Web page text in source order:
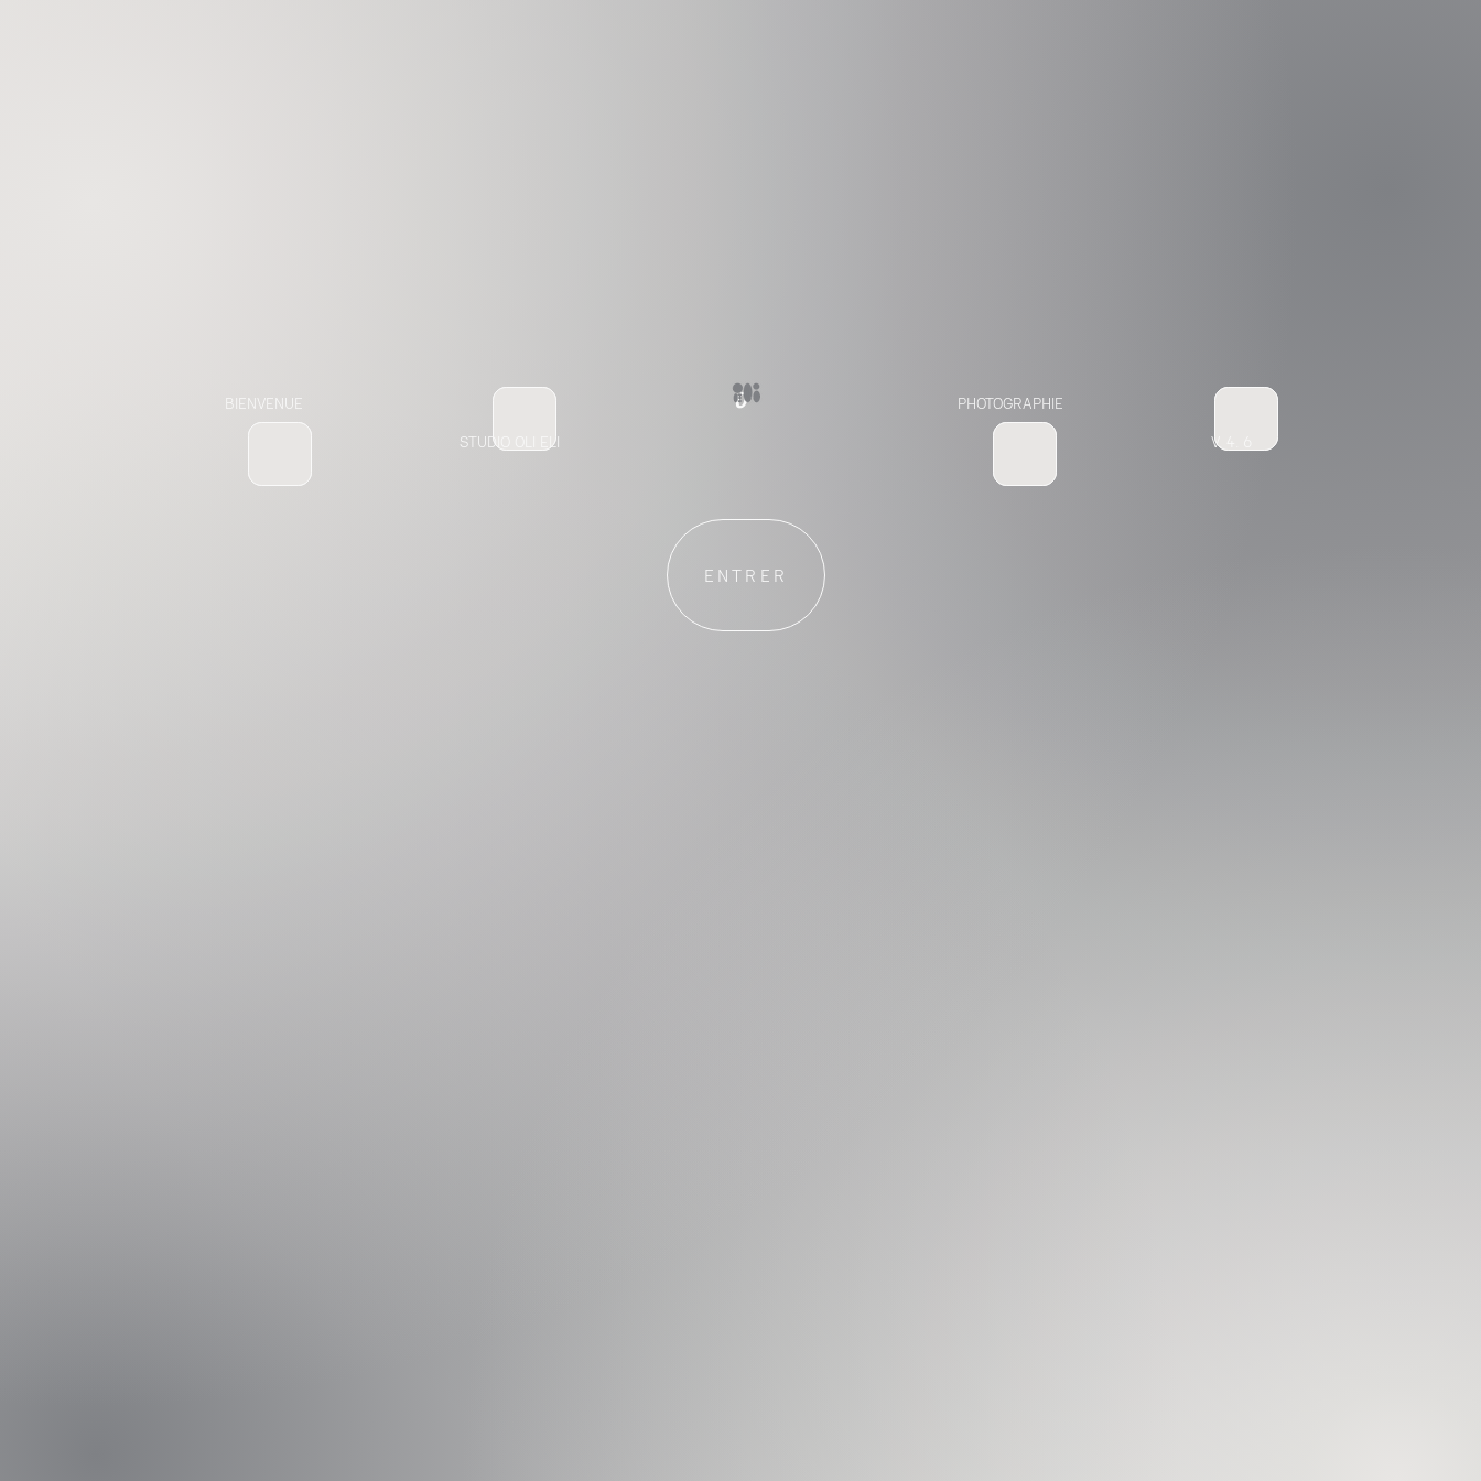
BIENVENUE 0
STUDIO OLI ELI V. 4. 6
PHOTOGRAPHIE
ENTRER